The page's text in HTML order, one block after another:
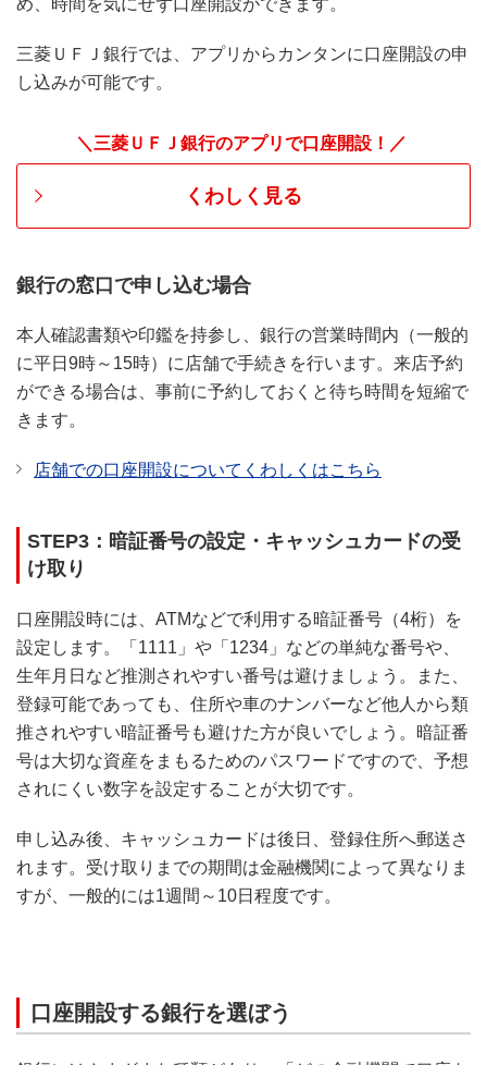
め、時間を気にせず口座開設ができます。
三菱ＵＦＪ銀行では、アプリからカンタンに口座開設の申
し込みが可能です。
＼三菱ＵＦＪ銀行のアプリで口座開設！／
くわしく見る
銀行の窓口で申し込む場合
本人確認書類や印鑑を持参し、銀行の営業時間内（一般的
に平日9時～15時）に店舗で手続きを行います。来店予約
ができる場合は、事前に予約しておくと待ち時間を短縮で
きます。
店舗での口座開設についてくわしくはこちら
STEP3：暗証番号の設定・キャッシュカードの受
け取り
口座開設時には、ATMなどで利用する暗証番号（4桁）を
設定します。「1111」や「1234」などの単純な番号や、
生年月日など推測されやすい番号は避けましょう。また、
登録可能であっても、住所や車のナンバーなど他人から類
推されやすい暗証番号も避けた方が良いでしょう。暗証番
号は大切な資産をまもるためのパスワードですので、予想
されにくい数字を設定することが大切です。
申し込み後、キャッシュカードは後日、登録住所へ郵送さ
れます。受け取りまでの期間は金融機関によって異なりま
すが、一般的には1週間～10日程度です。
口座開設する銀行を選ぼう